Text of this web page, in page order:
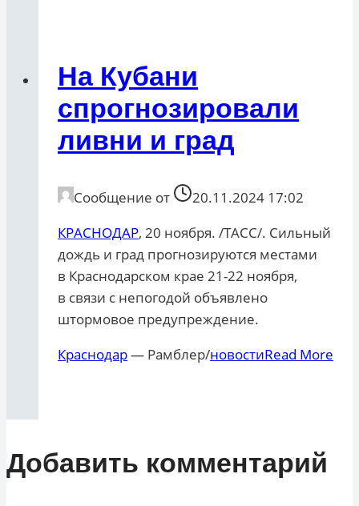
На Кубани
спрогнозировали
ливни и град
Сообщение от
20.11.2024 17:02
КРАСНОДАР, 20 ноября. /ТАСС/. Сильный
дождь и град прогнозируются местами
в Краснодарском крае 21-22 ноября,
в связи с непогодой объявлено
штормовое предупреждение.
Краснодар— Рамблер/новостиRead More
Добавить комментарий